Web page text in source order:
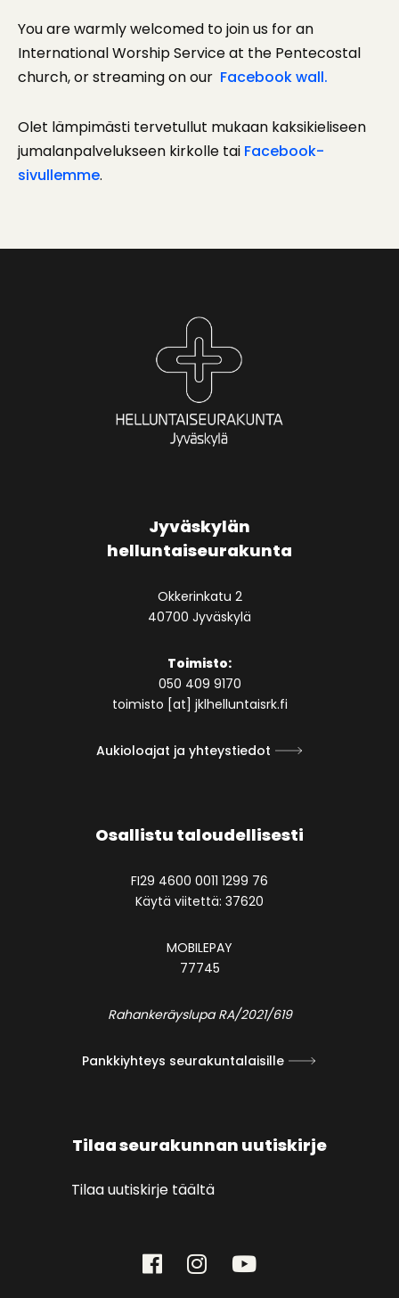
You are warmly welcomed to join us for an
International Worship Service at the Pentecostal
church, or streaming on our Facebook wall.
Olet lämpimästi tervetullut mukaan kaksikieliseen
jumalanpalvelukseen kirkolle tai Facebook-
sivullemme.
Jyväskylän
helluntaiseurakunta
Okkerinkatu 2
40700 Jyväskylä
Toimisto:
050 409 9170
toimisto [at] jklhelluntaisrk.fi
Aukioloajat ja yhteystiedot
Osallistu taloudellisesti
FI29 4600 0011 1299 76
Käytä viitettä: 37620
MOBILEPAY
77745
Rahankeräyslupa RA/2021/619
Pankkiyhteys seurakuntalaisille
Tilaa seurakunnan uutiskirje
Tilaa uutiskirje täältä